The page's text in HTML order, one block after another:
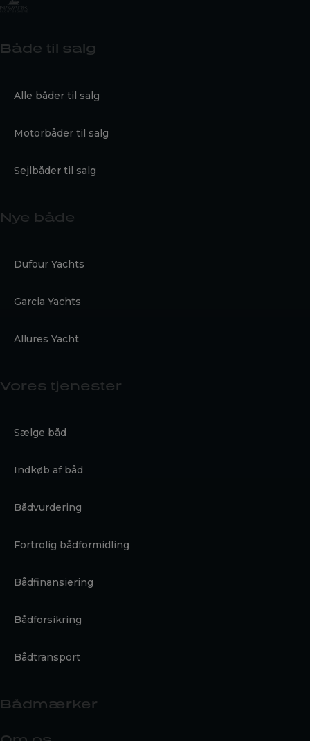
Både til salg
Alle båder til salg
Motorbåder til salg
Sejlbåder til salg
Nye både
Dufour Yachts
Garcia Yachts
Allures Yacht
Vores tjenester
Sælge båd
Indkøb af båd
Bådvurdering
Fortrolig bådformidling
Bådfinansiering
Bådforsikring
Bådtransport
Bådmærker